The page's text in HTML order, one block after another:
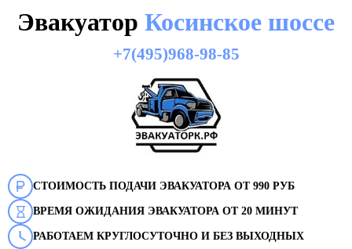
Эвакуатор Косинское шоссе
+7(495)968-98-85
СТОИМОСТЬ ПОДАЧИ ЭВАКУАТОРА ОТ 990 РУБ
ВРЕМЯ ОЖИДАНИЯ ЭВАКУАТОРА ОТ 20 МИНУТ
РАБОТАЕМ КРУГЛОСУТОЧНО И БЕЗ ВЫХОДНЫХ